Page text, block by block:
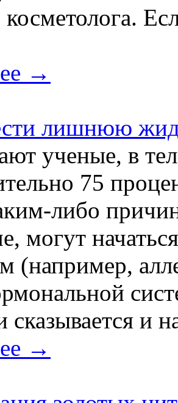
косметолога.
→
лишнюю
ученые, в
75
либо
могут
(например,
сказывается и
→